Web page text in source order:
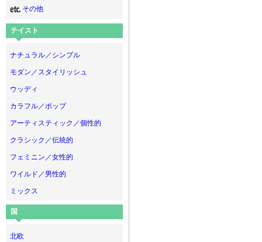
その他
テイスト
ナチュラル／シンプル
モダン／スタイリッシュ
ウッディ
カラフル／ポップ
アーティスティック／個性的
クラシック／伝統的
フェミニン／女性的
ワイルド／男性的
ミックス
国
北欧